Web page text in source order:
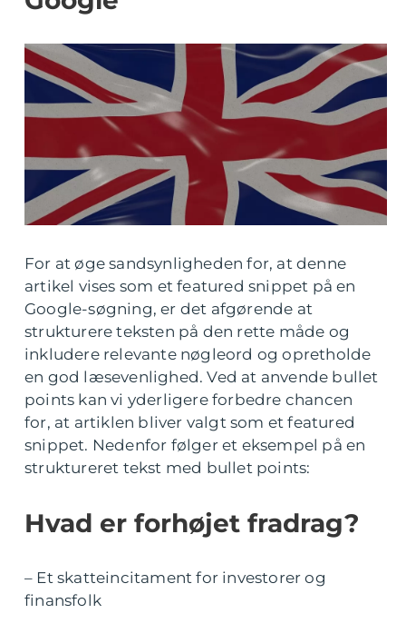
For at øge sandsynligheden for, at denne
artikel vises som et featured snippet på en
Google-søgning, er det afgørende at
strukturere teksten på den rette måde og
inkludere relevante nøgleord og opretholde
en god læsevenlighed. Ved at anvende bullet
points kan vi yderligere forbedre chancen
for, at artiklen bliver valgt som et featured
snippet. Nedenfor følger et eksempel på en
struktureret tekst med bullet points:
Hvad er forhøjet fradrag?
– Et skatteincitament for investorer og
finansfolk